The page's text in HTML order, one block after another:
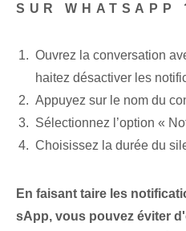
SUR WHATSAPP
Ouvrez la conversation
haitez désactiver les
Appuyez sur le nom du
Sélectionnez l’option «
Choisissez la durée du
En faisant taire les
sApp, vous pouvez éviter